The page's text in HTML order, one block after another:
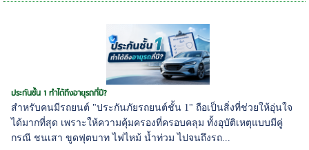
ประกันชั้น 1 ทำได้ถึงอายุรถกี่ปี?
สำหรับคนมีรถยนต์ "ประกันภัยรถยนต์ชั้น 1" ถือเป็นสิ่งที่ช่วยให้อุ่นใจ
ได้มากที่สุด เพราะให้ความคุ้มครองที่ครอบคลุม ทั้งอุบัติเหตุแบบมีคู่
กรณี ชนเสา ขูดฟุตบาท ไฟไหม้ น้ำท่วม ไปจนถึงรถ...